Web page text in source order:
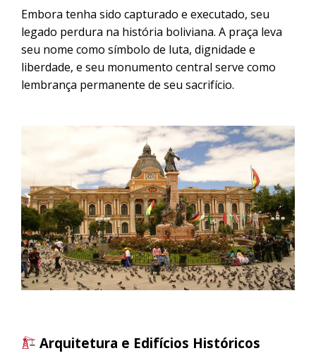
Embora tenha sido capturado e executado, seu
legado perdura na história boliviana. A praça leva
seu nome como símbolo de luta, dignidade e
liberdade, e seu monumento central serve como
lembrança permanente de seu sacrifício.
Arquitetura e Edifícios Históricos